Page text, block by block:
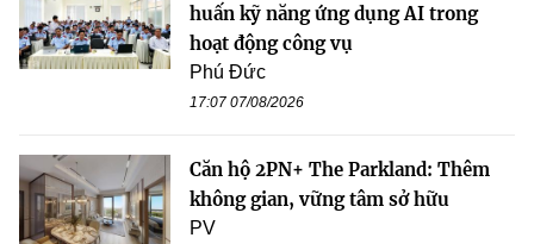
huấn kỹ năng ứng dụng AI trong
hoạt động công vụ
Phú Đức
17:07 07/08/2026
Căn hộ 2PN+ The Parkland: Thêm
không gian, vững tâm sở hữu
PV